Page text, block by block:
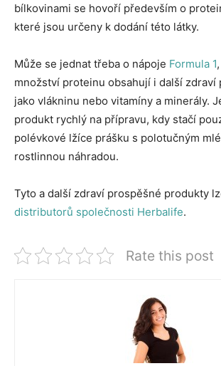
bílkovinami se hovoří především o
které jsou určeny k dodání této látky.
Může se jednat třeba o nápoje Formula 1
množství proteinu obsahují i další zdraví
jako vlákninu nebo vitamíny a minerály.
produkt rychlý na přípravu, kdy stačí
polévkové lžíce prášku s polotučným
rostlinnou náhradou.
Tyto a další zdraví prospěšné produkty
distributorů společnosti Herbalife.
Rate this post